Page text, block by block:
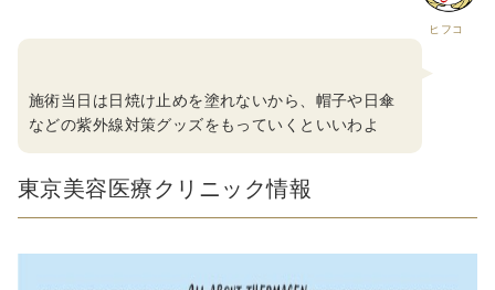
ヒフコ
施術当日は日焼け止めを塗れないから、帽子や日傘
などの紫外線対策グッズをもっていくといいわよ
東京美容医療クリニック情報